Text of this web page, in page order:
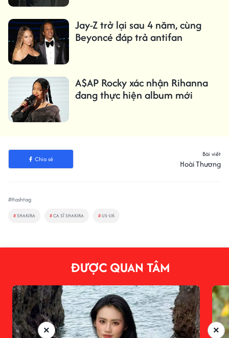
Jay-Z trở lại sau 4 năm, cùng
Beyoncé đáp trả antifan
A$AP Rocky xác nhận Rihanna
đang thực hiện album mới
Chia sẻ
Bài viết
Hoài Thương
#Hashtag
#SHAKIRA #CA SĨ SHAKIRA #US-UK
ĐƯỢC QUAN TÂM
×
×